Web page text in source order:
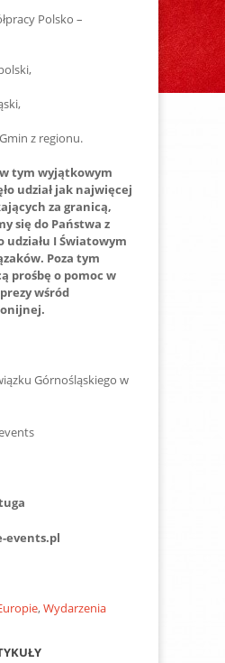
Polsko –
z regionu.
tym wyjątkowym
udział jak najwięcej
za granicą,
się do Państwa z
udziału I Światowym
Poza tym
prośbę o pomoc w
wśród
Górnośląskiego w
events.pl
,Wydarzenia